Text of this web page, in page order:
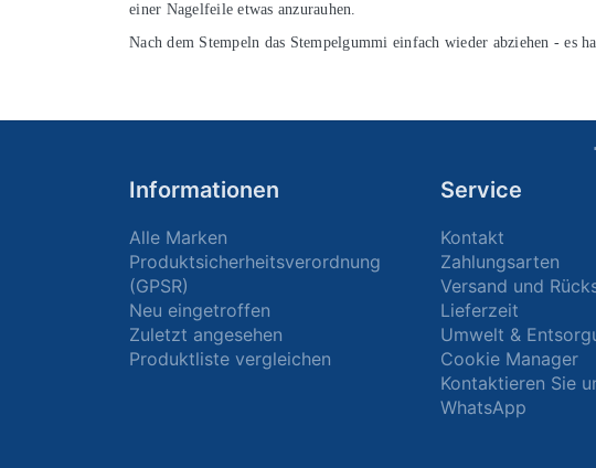
einer Nagelfeile etwas anzurauhen.
Nach dem Stempeln das Stempelgummi einfach wieder abziehen -
Informationen
Alle Marken
Produktsicherheitsverordnung
(GPSR)
Neu eingetroffen
Zuletzt angesehen
Produktliste vergleichen
Service
Kontakt
Zahlungsarten
Versand und
Lieferzeit
Umwelt &
Cookie Manager
Kontaktieren Sie
WhatsApp